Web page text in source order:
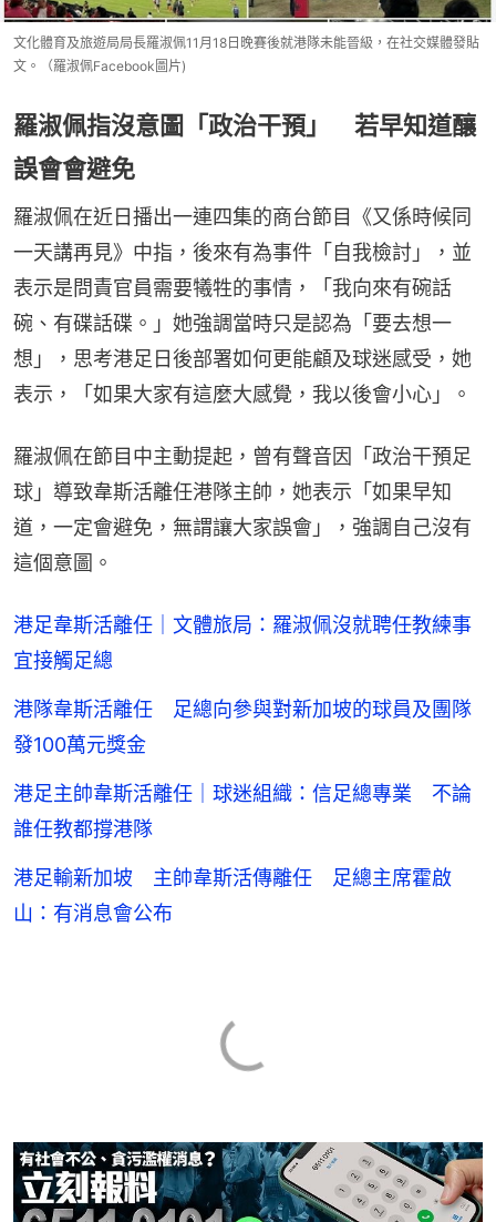
文化體育及旅遊局局長羅淑佩11月18日晚賽後就港隊未能晉級，在社交媒體發貼
文。（羅淑佩Facebook圖片)
羅淑佩指沒意圖「政治干預」 若早知道釀
誤會會避免
羅淑佩在近日播出一連四集的商台節目《又係時候同
一天講再見》中指，後來有為事件「自我檢討」，並
表示是問責官員需要犧牲的事情，「我向來有碗話
碗、有碟話碟。」她強調當時只是認為「要去想一
想」，思考港足日後部署如何更能顧及球迷感受，她
表示，「如果大家有這麼大感覺，我以後會小心」。
羅淑佩在節目中主動提起，曾有聲音因「政治干預足
球」導致韋斯活離任港隊主帥，她表示「如果早知
道，一定會避免，無謂讓大家誤會」，強調自己沒有
這個意圖。
港足韋斯活離任｜文體旅局：羅淑佩沒就聘任教練事
宜接觸足總
港隊韋斯活離任 足總向參與對新加坡的球員及團隊
發100萬元獎金
港足主帥韋斯活離任｜球迷組織：信足總專業 不論
誰任教都撐港隊
港足輸新加坡 主帥韋斯活傳離任 足總主席霍啟
山：有消息會公布